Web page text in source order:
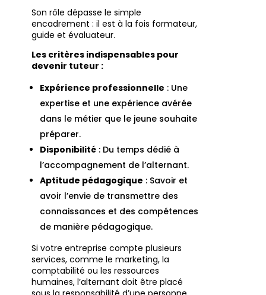
Son rôle dépasse le simple
encadrement : il est à la fois formateur,
guide et évaluateur.
Les critères indispensables pour
devenir tuteur :
Expérience professionnelle : Une
expertise et une expérience avérée
dans le métier que le jeune souhaite
préparer.
Disponibilité : Du temps dédié à
l’accompagnement de l’alternant.
Aptitude pédagogique : Savoir et
avoir l’envie de transmettre des
connaissances et des compétences
de manière pédagogique.
Si votre entreprise compte plusieurs
services, comme le marketing, la
comptabilité ou les ressources
humaines, l’alternant doit être placé